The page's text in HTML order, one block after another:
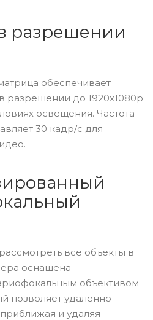
разрешении
обеспечивает
разрешении до 1920x1080p
освещения. Частота
30 кадр/с для
все объекты в
оснащена
объективом
позволяет удаленно
и удаляя